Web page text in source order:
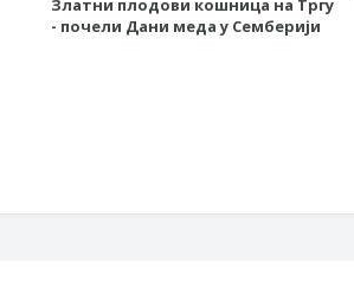
Златни плодови кошница на Тргу
- почели Дани меда у Семберији